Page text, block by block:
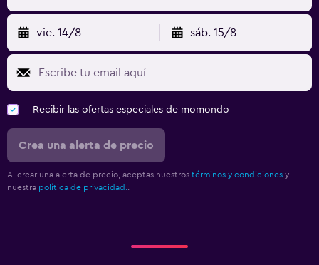
vie. 14/8 sáb. 15/8
Recibir las ofertas especiales de momondo
Crea una alerta de precio
Al crear una alerta de precio, aceptas nuestros términos y condiciones y
nuestra política de privacidad.